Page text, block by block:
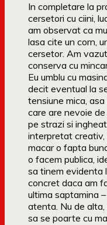
In completare la
cersetori cu ciini,
am observat ca
lasa cite un corn,
cersetor. Am
conserva cu
Eu umblu cu
decit eventual la
tensiune mica,
care are nevoie
pe strazi si
interpretat
macar o fapta
o facem publica,
sa tinem evidenta
concret daca am
ultima saptamina
atenta. Nu de
sa se poarte cu